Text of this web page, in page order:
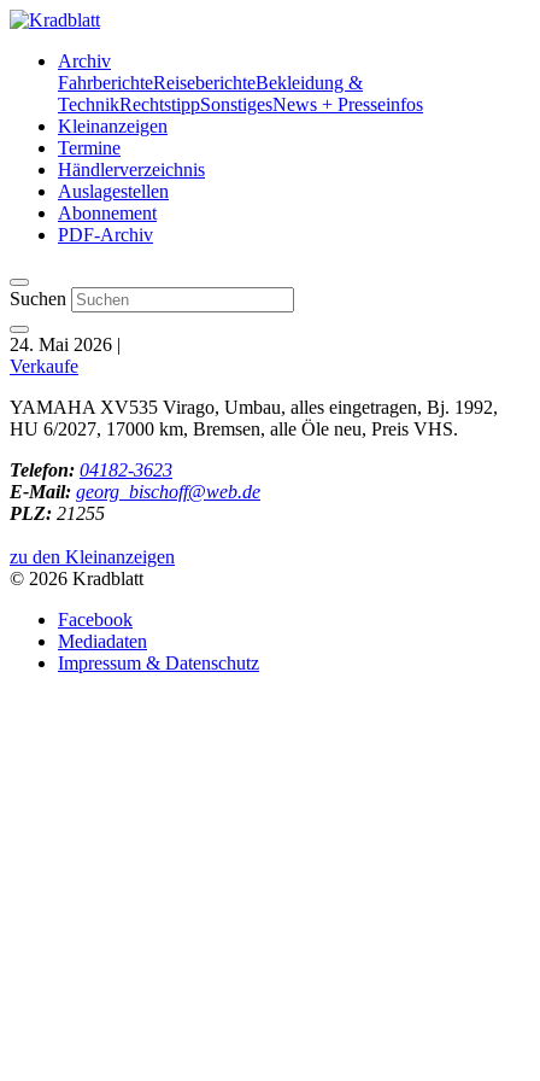
Archiv
FahrberichteReiseberichteBekleidung &
TechnikRechtstippSonstigesNews + Presseinfos
Kleinanzeigen
Termine
Händlerverzeichnis
Auslagestellen
Abonnement
PDF-Archiv
Suchen
24. Mai 2026 |
Verkaufe
YAMAHA XV535 Virago, Umbau, alles eingetragen, Bj. 1992,
HU 6/2027, 17000 km, Bremsen, alle Öle neu, Preis VHS.
Telefon: 04182-3623
E-Mail: georg_bischoff@web.de
PLZ: 21255
zu den Kleinanzeigen
© 2026 Kradblatt
Facebook
Mediadaten
Impressum & Datenschutz